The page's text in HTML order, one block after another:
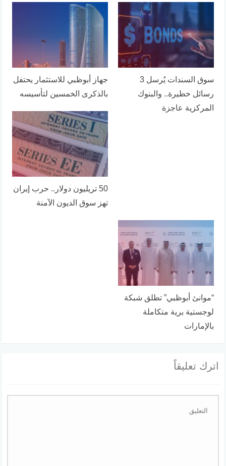
سوق السندات يُرسل 3
رسائل خطيرة.. والبنوك
المركزية عاجزة
جهاز أبوظبي للاستثمار يحتفل
بالذكرى الخمسين لتأسيسه
50 تريليون دولار.. حرب إيران
تهز سوق الديون الآمنة
“موانئ أبوظبي” تطلق شبكة
لوجستية برية متكاملة
بالإمارات
اترك تعليقاً